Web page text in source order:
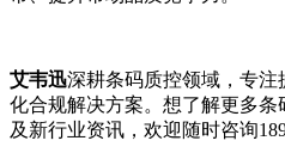
艾韦迅深耕条码质控领域，专
化合规解决方案。想了解更多
及新行业资讯，欢迎随时咨询